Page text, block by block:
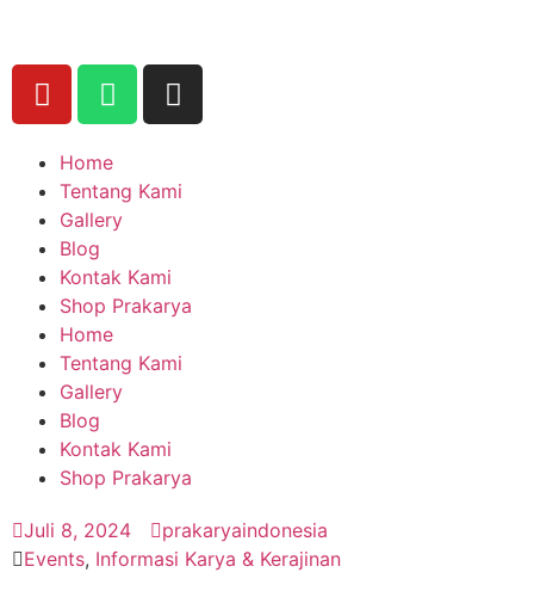
Home
Tentang Kami
Gallery
Blog
Kontak Kami
Shop Prakarya
Home
Tentang Kami
Gallery
Blog
Kontak Kami
Shop Prakarya
Juli 8, 2024
prakaryaindonesia
Events, Informasi Karya & Kerajinan